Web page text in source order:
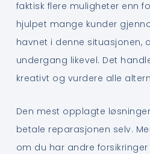
faktisk flere muligheter enn
hjulpet mange kunder
havnet i denne situasjonen,
undergang likevel. Det
kreativt og vurdere alle
Den mest opplagte
betale reparasjonen selv.
om du har andre